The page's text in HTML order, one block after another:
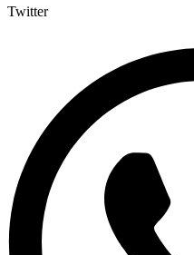
Twitter